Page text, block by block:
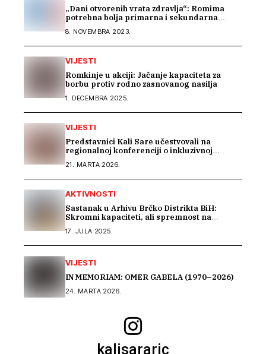
„Dani otvorenih vrata zdravlja“: Romima
potrebna bolja primarna i sekundarna
8. NOVEMBRA 2023.
VIJESTI
Romkinje u akciji: Jačanje kapaciteta za
borbu protiv rodno zasnovanog nasilja
1. DECEMBRA 2025.
VIJESTI
Predstavnici Kali Sare učestvovali na
regionalnoj konferenciji o inkluzivnoj
21. MARTA 2026.
AKTIVNOSTI
Sastanak u Arhivu Brčko Distrikta BiH:
Skromni kapaciteti, ali spremnost na
Kali Sara
17. JULA 2025.
VIJESTI
IN MEMORIAM: OMER GABELA (1970–2026)
24. MARTA 2026.
kalisararic